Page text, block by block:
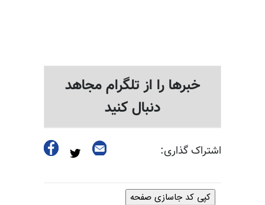
خبرها را از تلگرام مجاهد
دنبال کنید
اشتراک گذاری:
کپی کد جاسازی صفحه